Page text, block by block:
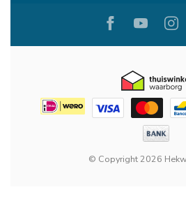
© Copyright 2026